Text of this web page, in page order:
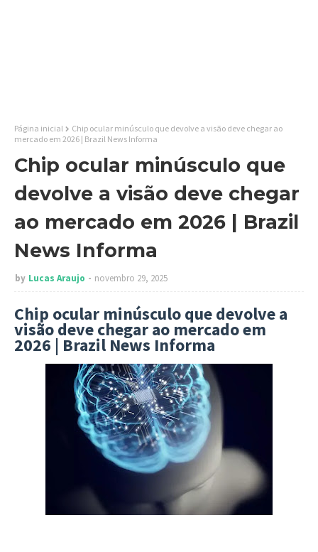
Página inicial
Chip ocular minúsculo que devolve a visão deve chegar ao
mercado em 2026 | Brazil News Informa
Chip ocular minúsculo que
devolve a visão deve chegar
ao mercado em 2026 | Brazil
News Informa
by Lucas Araujo novembro 29, 2025
Chip ocular minúsculo que devolve a
visão deve chegar ao mercado em
2026 | Brazil News Informa